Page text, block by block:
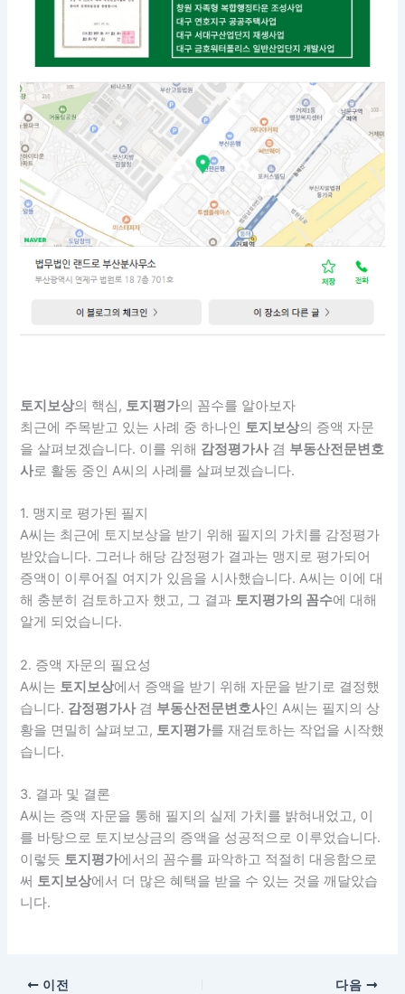
토지보상의 핵심, 토지평가의 꼼수를 알아보자
최근에 주목받고 있는 사례 중 하나인 토지보상의 증액 자문
을 살펴보겠습니다. 이를 위해 감정평가사겸 부동산전문변호
사로 활동 중인 A씨의 사례를 살펴보겠습니다.
1. 맹지로 평가된 필지
A씨는 최근에 토지보상을 받기 위해 필지의 가치를 감정평가
받았습니다. 그러나 해당 감정평가 결과는 맹지로 평가되어
증액이 이루어질 여지가 있음을 시사했습니다. A씨는 이에 대
해 충분히 검토하고자 했고, 그 결과 토지평가의 꼼수에 대해
알게 되었습니다.
2. 증액 자문의 필요성
A씨는 토지보상에서 증액을 받기 위해 자문을 받기로 결정했
습니다. 감정평가사겸 부동산전문변호사인 A씨는 필지의 상
황을 면밀히 살펴보고, 토지평가를 재검토하는 작업을 시작했
습니다.
3. 결과 및 결론
A씨는 증액 자문을 통해 필지의 실제 가치를 밝혀내었고, 이
를 바탕으로 토지보상금의 증액을 성공적으로 이루었습니다.
이렇듯 토지평가에서의 꼼수를 파악하고 적절히 대응함으로
써 토지보상에서 더 많은 혜택을 받을 수 있는 것을 깨달았습
니다.
이전 다음